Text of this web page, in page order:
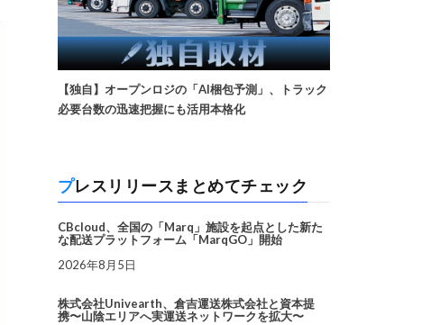
【独自】オープンロジの「AI梱包予測」、トラック
必要台数の迅速把握にも活用本格化
プレスリリースまとめてチェック
CBcloud、全国の「Marq」施設を起点とした新た
な配送プラットフォーム「MarqGO」開始
2026年8月5日
株式会社Univearth、倉吉運送株式会社と資本提
携〜山陰エリアへ実運送ネットワークを拡大〜